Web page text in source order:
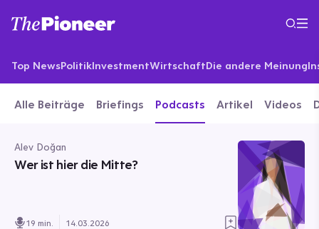
Top NewsPolitikInvestmentWirtschaftDie andere Meinung
Alle Beiträge Briefings Podcasts Artikel Videos
Alev Doğan
Wer ist hier die Mitte?
19 min. 14.03.2026